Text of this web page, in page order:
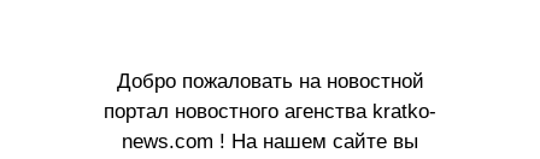
Добро пожаловать на новостной
портал новостного агенства kratko-
news.com ! На нашем сайте вы